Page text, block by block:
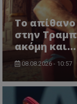
Το
στην
ακόμη
08.08.2026 - 10:57